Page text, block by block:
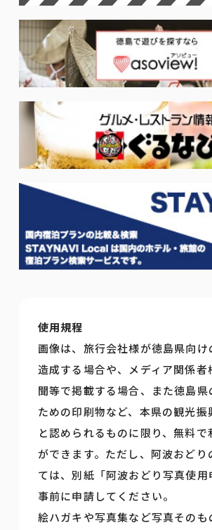
使用規程
画像は、旅行会社様が徳島県向け
造成する場合や、メディア関係者
聞等で掲載する場合、また徳島県
ための印刷物など、本県の観光振
と認められるものに限り、無料で
ができます。ただし、阿波おどり
ては、別紙「阿波おどり写真使用
事前に申請してください。
絵ハガキや写真集など写真そのも